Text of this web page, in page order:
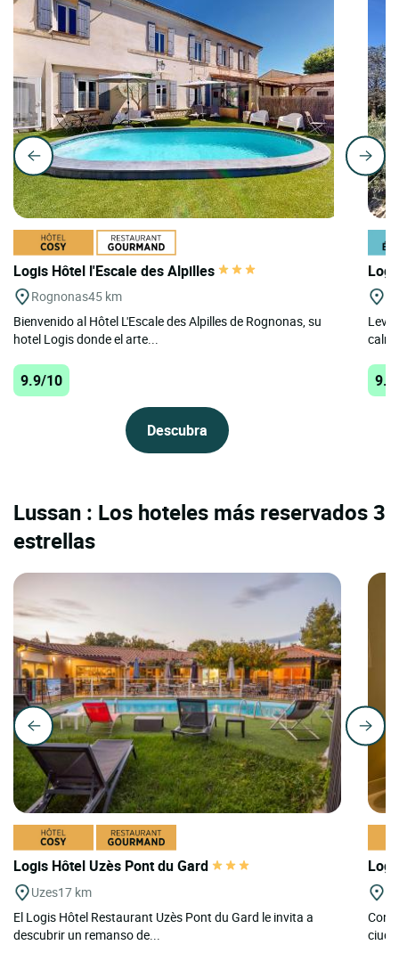
Logis Hôtel l'Escale des Alpilles
Rognonas45 km
Bienvenido al Hôtel L'Escale des Alpilles de Rognonas, su
hotel Logis donde el arte...
9.9/10
Descubra
Lussan : Los hoteles más reservados 3
estrellas
Logis Hôtel Uzès Pont du Gard
Uzes17 km
El Logis Hôtel Restaurant Uzès Pont du Gard le invita a
descubrir un remanso de...
Con